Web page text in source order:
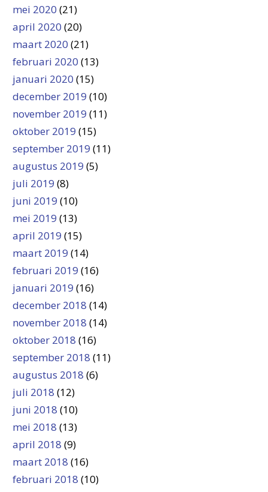
mei 2020 (21)
april 2020 (20)
maart 2020 (21)
februari 2020 (13)
januari 2020 (15)
december 2019 (10)
november 2019 (11)
oktober 2019 (15)
september 2019 (11)
augustus 2019 (5)
juli 2019 (8)
juni 2019 (10)
mei 2019 (13)
april 2019 (15)
maart 2019 (14)
februari 2019 (16)
januari 2019 (16)
december 2018 (14)
november 2018 (14)
oktober 2018 (16)
september 2018 (11)
augustus 2018 (6)
juli 2018 (12)
juni 2018 (10)
mei 2018 (13)
april 2018 (9)
maart 2018 (16)
februari 2018 (10)